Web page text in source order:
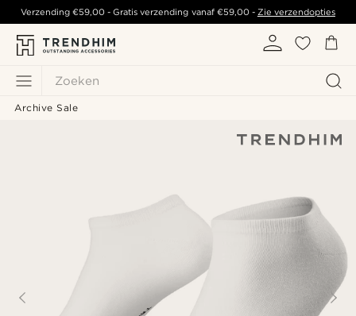
Zoeken
Verzending€59,00 - Gratis verzending vanaf €59,00- Zie verzendopties
Archive Sale